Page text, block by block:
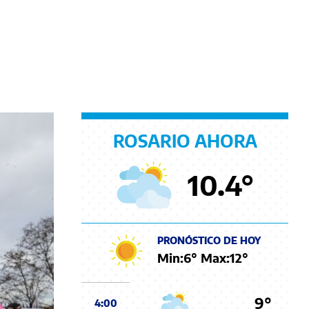
ROSARIO AHORA
10.4°
PRONÓSTICO DE HOY
Min:6° Max:12°
4:00 9°